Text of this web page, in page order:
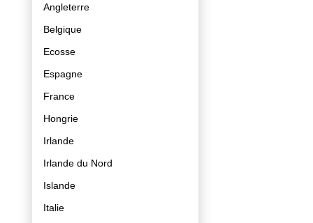
Angleterre
Belgique
Ecosse
Espagne
France
Hongrie
Irlande
Irlande du Nord
Islande
Italie